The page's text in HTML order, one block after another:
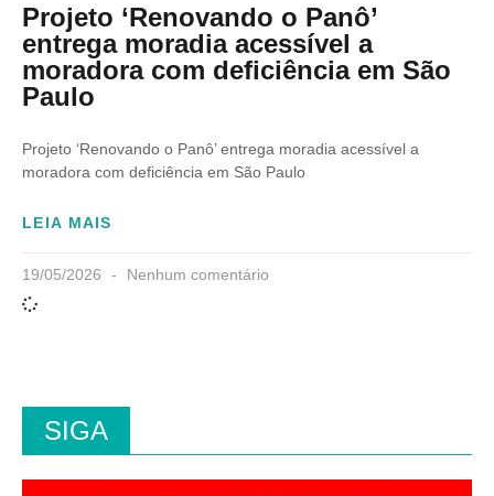
Projeto ‘Renovando o Panô’
entrega moradia acessível a
moradora com deficiência em São
Paulo
Projeto ‘Renovando o Panô’ entrega moradia acessível a
moradora com deficiência em São Paulo
LEIA MAIS
19/05/2026 Nenhum comentário
SIGA